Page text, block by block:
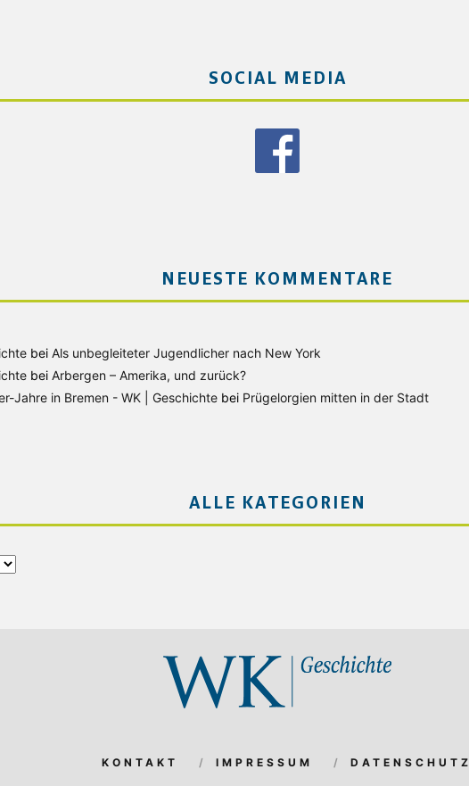
SOCIAL MEDIA
NEUESTE KOMMENTARE
bei Als unbegleiteter Jugendlicher nach New York
bei Arbergen – Amerika, und zurück?
Jahre in Bremen - WK | Geschichte bei Prügelorgien mitten in der Stadt
ALLE KATEGORIEN
KONTAKT IMPRESSUM DATENSCHUTZ